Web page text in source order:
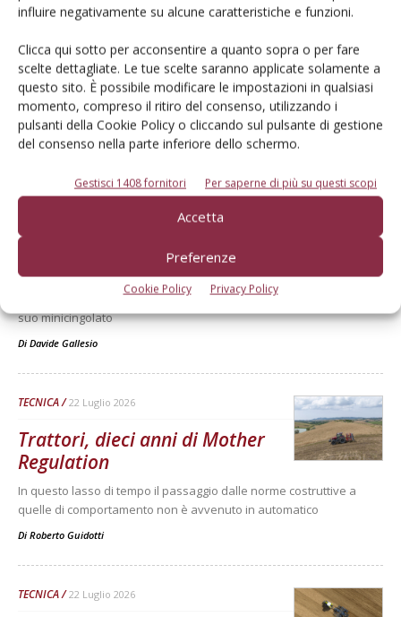
influire negativamente su alcune caratteristiche e funzioni.
Clicca qui sotto per acconsentire a quanto sopra o per fare
scelte dettagliate. Le tue scelte saranno applicate solamente a
questo sito. È possibile modificare le impostazioni in qualsiasi
momento, compreso il ritiro del consenso, utilizzando i
pulsanti della Cookie Policy o cliccando sul pulsante di gestione
del consenso nella parte inferiore dello schermo.
Gestisci 1408 fornitori Per saperne di più su questi scopi
Accetta
Preferenze
Cookie Policy Privacy Policy
Dalla stessa categoria
22 Luglio 2026
Merlo, restyling Turbofarmer e
Merlo ha aggiornato la sua gamma di telescopici TF e Roto, assieme
a un nuovo trattore multifunzione e a una versione full electric del
suo minicingolato
Di Davide Gallesio
TECNICA 22 Luglio 2026
Trattori, dieci anni di Mother
Regulation
In questo lasso di tempo il passaggio dalle norme costruttive a
quelle di comportamento non è avvenuto in automatico
Di Roberto Guidotti
TECNICA 22 Luglio 2026